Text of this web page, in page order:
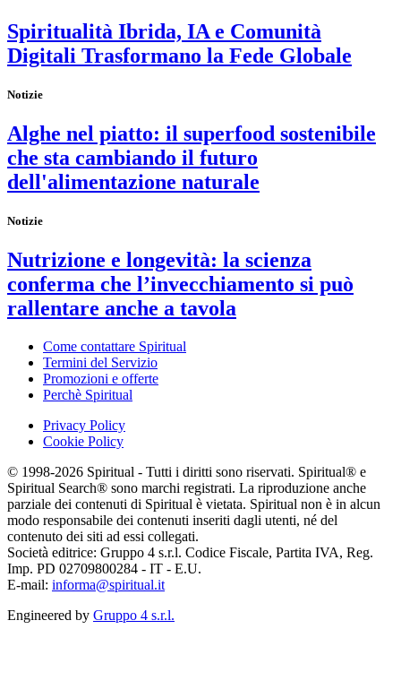
Spiritualità Ibrida, IA e Comunità
Digitali Trasformano la Fede Globale
Notizie
Alghe nel piatto: il superfood sostenibile
che sta cambiando il futuro
dell'alimentazione naturale
Notizie
Nutrizione e longevità: la scienza
conferma che l’invecchiamento si può
rallentare anche a tavola
Come contattare Spiritual
Termini del Servizio
Promozioni e offerte
Perchè Spiritual
Privacy Policy
Cookie Policy
© 1998-2026 Spiritual - Tutti i diritti sono riservati. Spiritual® e
Spiritual Search® sono marchi registrati. La riproduzione anche
parziale dei contenuti di Spiritual è vietata. Spiritual non è in alcun
modo responsabile dei contenuti inseriti dagli utenti, né del
contenuto dei siti ad essi collegati.
Società editrice: Gruppo 4 s.r.l. Codice Fiscale, Partita IVA, Reg.
Imp. PD 02709800284 - IT - E.U.
E-mail: informa@spiritual.it
Engineered by Gruppo 4 s.r.l.